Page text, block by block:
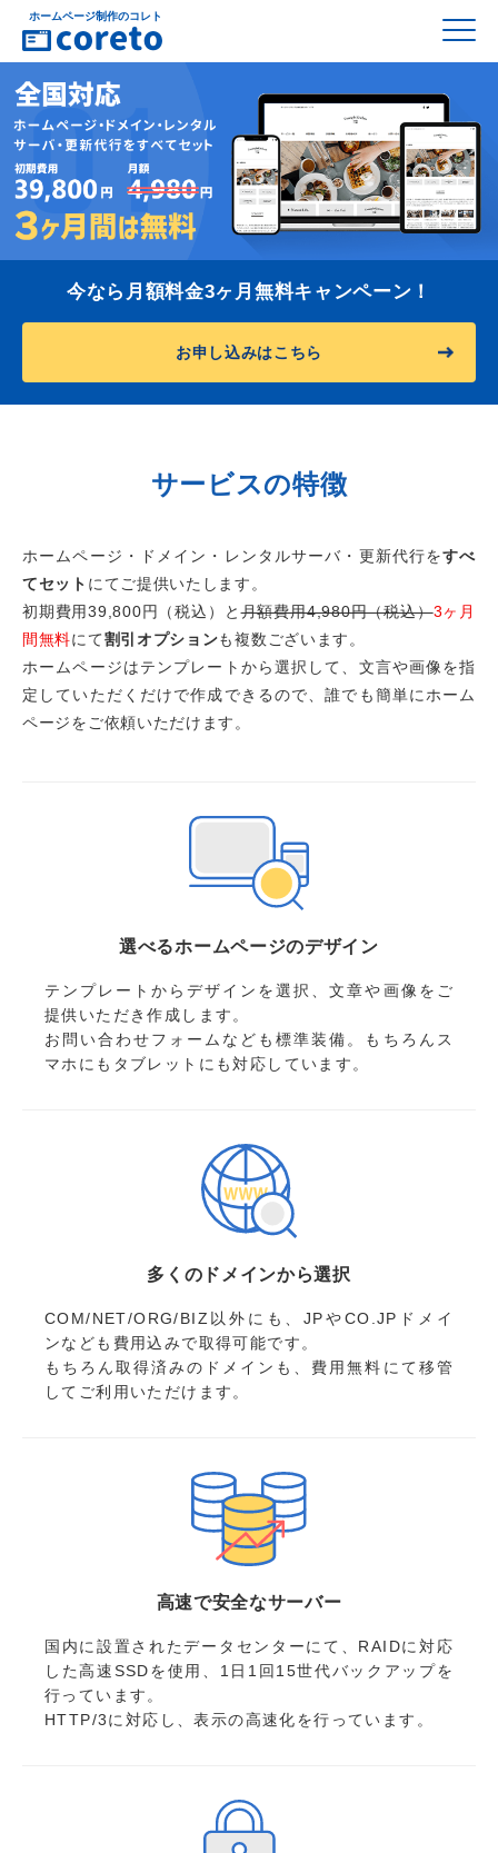
ホームページ制作のコレト
今なら月額料金3ヶ月無料キャンペーン！
お申し込みはこちら
サービスの特徴
ホームページ・ドメイン・レンタルサーバ・更新代行をすべ
てセット にてご提供いたします。
初期費用39,800円（税込）と月額費用4,980円（税込）3ヶ月
間無料にて割引オプションも複数ございます。
ホームページはテンプレートから選択して、文言や画像を指
定していただくだけで作成できるので、誰でも簡単にホーム
ページをご依頼いただけます。
選べるホームページのデザイン
テンプレートからデザインを選択、文章や画像をご
提供いただき作成します。
お問い合わせフォームなども標準装備。もちろんス
マホにもタブレットにも対応しています。
多くのドメインから選択
COM/NET/ORG/BIZ以外にも、JPやCO.JPドメイ
ンなども費用込みで取得可能です。
もちろん取得済みのドメインも、費用無料にて移管
してご利用いただけます。
高速で安全なサーバー
国内に設置されたデータセンターにて、RAIDに対応
した高速SSDを使用、1日1回15世代バックアップを
行っています。
HTTP/3に対応し、表示の高速化を行っています。